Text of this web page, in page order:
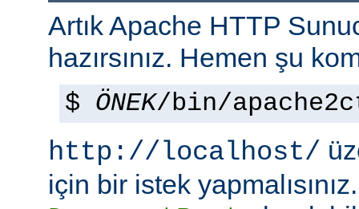
Artık Apache HTTP
hazırsınız. Hemen şu
$ ÖNEK/bin/
http://localhost/
için bir istek